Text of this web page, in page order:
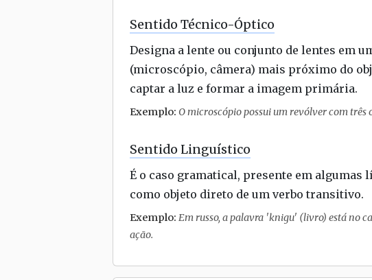
Sentido Técnico-Óptico
Designa a lente ou conjunto de lentes em
(microscópio, câmera) mais próximo do
captar a luz e formar a imagem primária.
Exemplo: O microscópio possui um revólver com três
Sentido Linguístico
É o caso gramatical, presente em algumas
como objeto direto de um verbo transitivo.
Exemplo: Em russo, a palavra 'knigu' (livro) está no
ação.